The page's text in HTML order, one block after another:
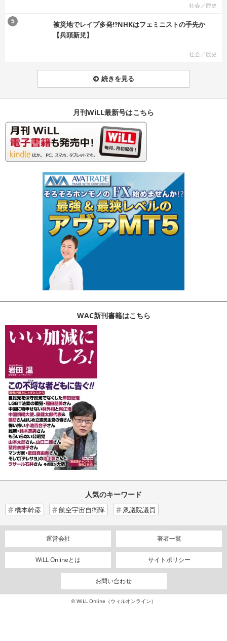
社会／歴史
被災地でレイプ多発⁉NHKはフェミニストの手先か
【兵頭新児】
社会／歴史
5
続きを見る
月刊WiLL最新号はこちら
WAC新刊書籍はこちら
人気のキーワード
橋本幹彦 航空宇宙自衛隊 衆議院議員
運営会社 著者一覧
WiLL Onlineとは サイトポリシー
お問い合わせ
© WiLL Online（ウィルオンライン）